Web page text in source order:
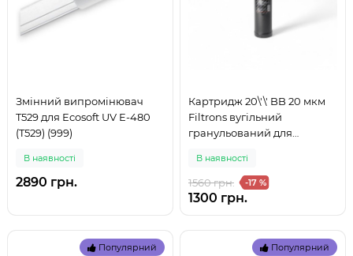
Змінний випромінювач
T529 для Ecosoft UV E-480
(T529) (999)
В наявностi
2890 грн.
Картридж 20\'\' BB 20 мкм
Filtrons вугільний
гранульований для
(FLGACP20ВВ20) (999)
В наявностi
1560 грн. -17 %
1300 грн.
Популярний Популярний